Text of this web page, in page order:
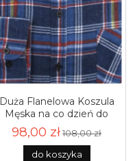
Duża Flanelowa Koszula
Męska na co dzień do
pracy granatowa w kratę
z długim rękawem Duże
rozmiary Pradizo J015
98,00 zł108,00 zł
do koszyka